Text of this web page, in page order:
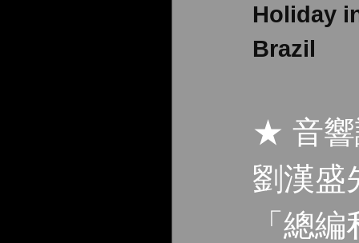
Holiday
Brazil
★ 音響
劉漢盛
「總